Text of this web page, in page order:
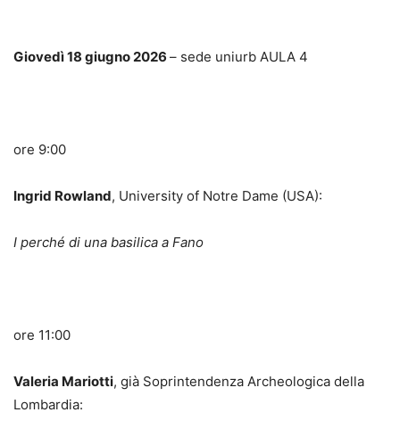
Giovedì 18 giugno 2026 – sede uniurb AULA 4
ore 9:00
Ingrid Rowland, University of Notre Dame (USA):
I perché di una basilica a Fano
ore 11:00
Valeria Mariotti, già Soprintendenza Archeologica della
Lombardia: